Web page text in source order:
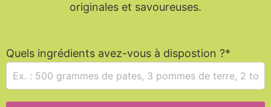
originales et savoureuses.
Quels ingrédients avez-vous à dispostion ?*